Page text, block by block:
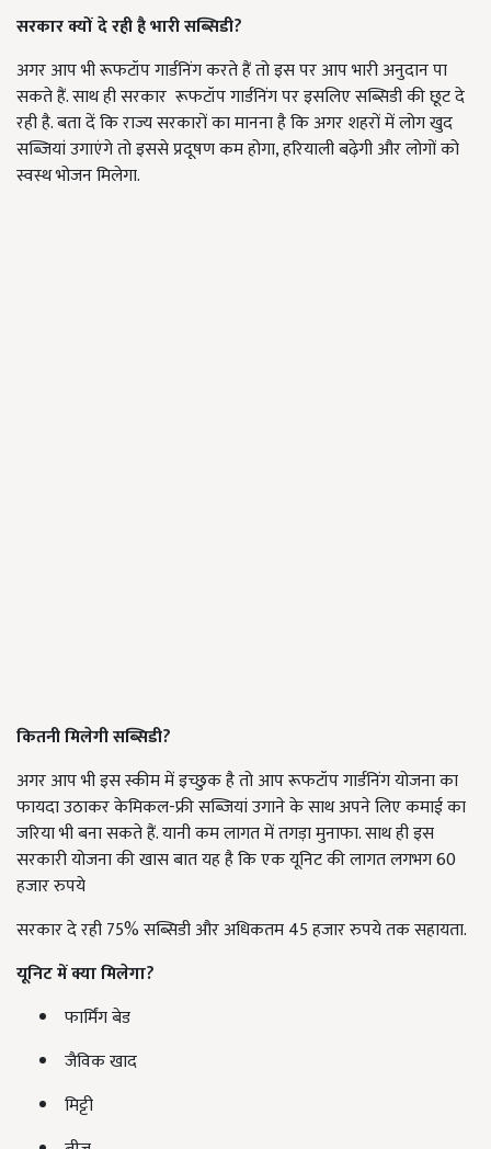
सरकार क्यों दे रही है भारी सब्सिडी?
अगर आप भी रूफटॉप गार्डनिंग करते हैं तो इस पर आप भारी अनुदान पा
सकते हैं. साथ ही सरकार रूफटॉप गार्डनिंग पर इसलिए सब्सिडी की छूट दे
रही है. बता दें कि राज्य सरकारों का मानना है कि अगर शहरों में लोग खुद
सब्जियां उगाएंगे तो इससे प्रदूषण कम होगा, हरियाली बढ़ेगी और लोगों को
स्वस्थ भोजन मिलेगा.
कितनी मिलेगी सब्सिडी?
अगर आप भी इस स्कीम में इच्छुक है तो आप रूफटॉप गार्डनिंग योजना का
फायदा उठाकर केमिकल-फ्री सब्जियां उगाने के साथ अपने लिए कमाई का
जरिया भी बना सकते हैं. यानी कम लागत में तगड़ा मुनाफा. साथ ही इस
सरकारी योजना की खास बात यह है कि एक यूनिट की लागत लगभग 60
हजार रुपये
सरकार दे रही 75% सब्सिडी और अधिकतम 45 हजार रुपये तक सहायता.
यूनिट में क्या मिलेगा?
फार्मिंग बेड
जैविक खाद
मिट्टी